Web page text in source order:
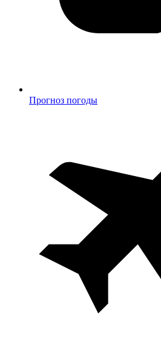
Прогноз погоды